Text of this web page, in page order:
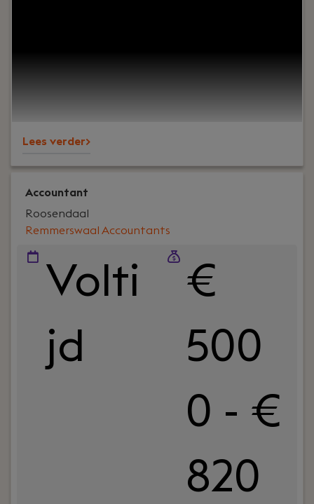
Lees verder>
Accountant
Remmerswaal Accountants
Roosendaal
Volti
jd
€
500
0 - €
820